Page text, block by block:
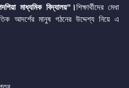
মাধ্যমিক বিদ্যালয়” ।শিক্ষার্থীদের মেধা
আদর্শের মানুষ গঠনের উদ্দেশ্য নিয়ে এ